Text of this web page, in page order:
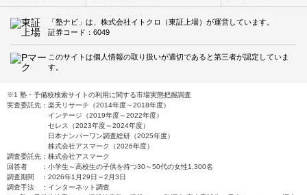
「塾ナビ」は、株式会社イトクロ（東証上場）が運営しています。
証券コード：6049
このサイトは個人情報の取り扱いが適切であると第三者が認定していま
す。
※1 塾・予備校検索サイトの利用に関する市場実態把握調査
実査委託先：楽天リサーチ（2014年度～2018年度）
インテージ（2019年度～2022年度）
セレス（2023年度～2024年度）
日本ナンバーワン調査総研（2025年度）
株式会社アスマーク（2026年度）
調査委託先：株式会社アスマーク
回答者 ：小学生～高校生の子供を持つ30～50代の女性1,300名
調査期間 ：2026年1月29日～2月3日
調査手法 ：インターネット調査